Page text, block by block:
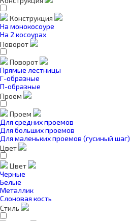
Конструкция
На монокосоуре
На 2 косоурах
Поворот
Поворот
Прямые лестницы
Г-образные
П-образные
Проем
Проем
Для средних проемов
Для больших проемов
Для маленьких проемов (гусиный шаг)
Цвет
Цвет
Черные
Белые
Металлик
Слоновая кость
Стиль